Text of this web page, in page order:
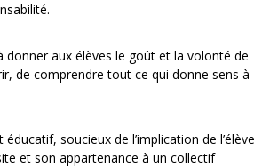
donner aux élèves le goût et la volonté de
de comprendre tout ce qui donne sens à
soucieux de l’implication de l’élève
et son appartenance à un collectif